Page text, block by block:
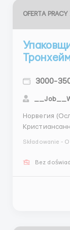
OFERTA
3000-
Норвегия (Осло,Тронхейм,Сандефьорде и
Кристиансанне) Требуются мужчины и
семейные
работы 10-12 часов в
Składowanie -
Bez